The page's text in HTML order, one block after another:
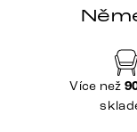
Více než